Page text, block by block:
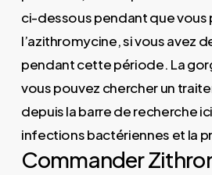
ci-dessous pendant que vous
l’azithromycine, si vous avez
pendant cette période. La
vous pouvez chercher un
depuis la barre de recherche
infections bactériennes et la
Commander